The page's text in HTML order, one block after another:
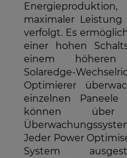
maximaler Leistung
verfolgt. Es
einer hohen
einem höheren
Solaredge-
Optimierer
einzelnen
können über
Jeder Power
System